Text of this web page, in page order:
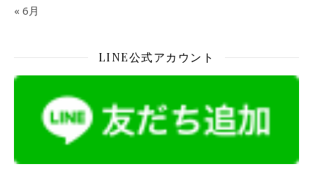
« 6月
LINE公式アカウント